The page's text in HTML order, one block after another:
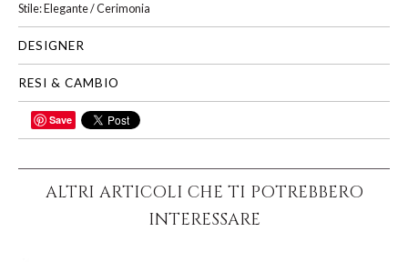
Stile: Elegante / Cerimonia
DESIGNER
RESI & CAMBIO
CONDIVIDI
Save
ALTRI ARTICOLI CHE TI POTREBBERO
INTERESSARE